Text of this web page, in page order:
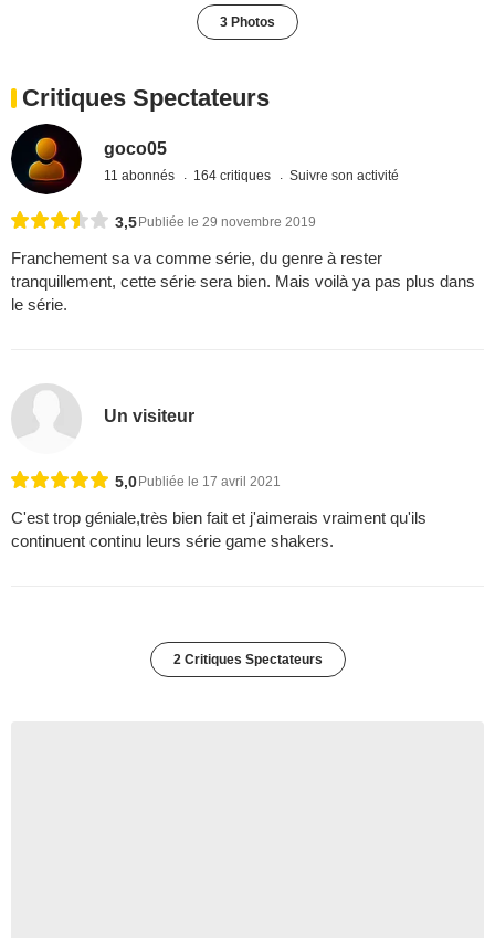
3 Photos
Critiques Spectateurs
goco05
11 abonnés 164 critiques Suivre son activité
3,5Publiée le 29 novembre 2019
Franchement sa va comme série, du genre à rester
tranquillement, cette série sera bien. Mais voilà ya pas plus dans
le série.
Un visiteur
5,0 Publiée le 17 avril 2021
C'est trop géniale,très bien fait et j'aimerais vraiment qu'ils
continuent continu leurs série game shakers.
2 Critiques Spectateurs